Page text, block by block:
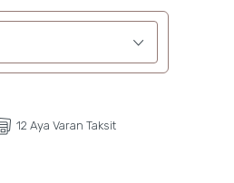
12 Aya Varan Taksit